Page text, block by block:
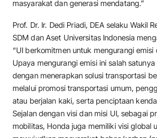
masyarakat dan generasi mendatang.”
Prof. Dr. Ir. Dedi Priadi, DEA selaku Wakil
SDM dan Aset Universitas Indonesia
“UI berkomitmen untuk mengurangi emisi
Upaya mengurangi emisi ini salah
dengan menerapkan solusi transportasi
melalui promosi transportasi umum,
atau berjalan kaki, serta penciptaan
Sejalan dengan visi dan misi UI, sebagai
mobilitas, Honda juga memiliki visi global